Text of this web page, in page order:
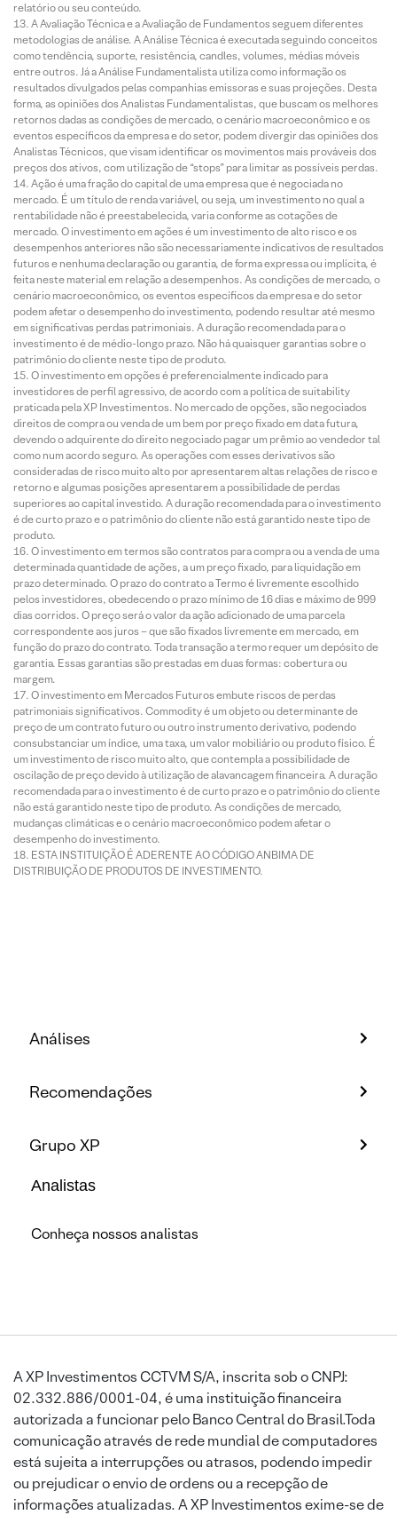
relatório ou seu conteúdo.
A Avaliação Técnica e a Avaliação de Fundamentos seguem diferentes
metodologias de análise. A Análise Técnica é executada seguindo conceitos
como tendência, suporte, resistência, candles, volumes, médias móveis
entre outros. Já a Análise Fundamentalista utiliza como informação os
resultados divulgados pelas companhias emissoras e suas projeções. Desta
forma, as opiniões dos Analistas Fundamentalistas, que buscam os melhores
retornos dadas as condições de mercado, o cenário macroeconômico e os
eventos específicos da empresa e do setor, podem divergir das opiniões dos
Analistas Técnicos, que visam identificar os movimentos mais prováveis dos
preços dos ativos, com utilização de “stops” para limitar as possíveis perdas.
Ação é uma fração do capital de uma empresa que é negociada no
mercado. É um título de renda variável, ou seja, um investimento no qual a
rentabilidade não é preestabelecida, varia conforme as cotações de
mercado. O investimento em ações é um investimento de alto risco e os
desempenhos anteriores não são necessariamente indicativos de resultados
futuros e nenhuma declaração ou garantia, de forma expressa ou implícita, é
feita neste material em relação a desempenhos. As condições de mercado, o
cenário macroeconômico, os eventos específicos da empresa e do setor
podem afetar o desempenho do investimento, podendo resultar até mesmo
em significativas perdas patrimoniais. A duração recomendada para o
investimento é de médio-longo prazo. Não há quaisquer garantias sobre o
patrimônio do cliente neste tipo de produto.
O investimento em opções é preferencialmente indicado para
investidores de perfil agressivo, de acordo com a política de suitability
praticada pela XP Investimentos. No mercado de opções, são negociados
direitos de compra ou venda de um bem por preço fixado em data futura,
devendo o adquirente do direito negociado pagar um prêmio ao vendedor tal
como num acordo seguro. As operações com esses derivativos são
consideradas de risco muito alto por apresentarem altas relações de risco e
retorno e algumas posições apresentarem a possibilidade de perdas
superiores ao capital investido. A duração recomendada para o investimento
é de curto prazo e o patrimônio do cliente não está garantido neste tipo de
produto.
O investimento em termos são contratos para compra ou a venda de uma
determinada quantidade de ações, a um preço fixado, para liquidação em
prazo determinado. O prazo do contrato a Termo é livremente escolhido
pelos investidores, obedecendo o prazo mínimo de 16 dias e máximo de 999
dias corridos. O preço será o valor da ação adicionado de uma parcela
correspondente aos juros – que são fixados livremente em mercado, em
função do prazo do contrato. Toda transação a termo requer um depósito de
garantia. Essas garantias são prestadas em duas formas: cobertura ou
margem.
O investimento em Mercados Futuros embute riscos de perdas
patrimoniais significativos. Commodity é um objeto ou determinante de
preço de um contrato futuro ou outro instrumento derivativo, podendo
consubstanciar um índice, uma taxa, um valor mobiliário ou produto físico. É
um investimento de risco muito alto, que contempla a possibilidade de
oscilação de preço devido à utilização de alavancagem financeira. A duração
recomendada para o investimento é de curto prazo e o patrimônio do cliente
não está garantido neste tipo de produto. As condições de mercado,
mudanças climáticas e o cenário macroeconômico podem afetar o
desempenho do investimento.
ESTA INSTITUIÇÃO É ADERENTE AO CÓDIGO ANBIMA DE
DISTRIBUIÇÃO DE PRODUTOS DE INVESTIMENTO.
Análises
Recomendações
Grupo XP
Analistas
Conheça nossos analistas
A XP Investimentos CCTVM S/A, inscrita sob o CNPJ:
02.332.886/0001-04, é uma instituição financeira
autorizada a funcionar pelo Banco Central do Brasil.Toda
comunicação através de rede mundial de computadores
está sujeita a interrupções ou atrasos, podendo impedir
ou prejudicar o envio de ordens ou a recepção de
informações atualizadas. A XP Investimentos exime-se de